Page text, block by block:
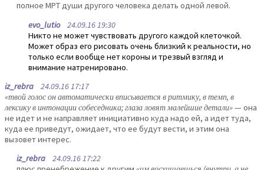
полное МРТ души другого человека делать одной левой.
evo_lutio24.09.16 19:30
Никто не может чувствовать другого каждой клеточкой.
Может образ его рисовать очень близкий к реальности, но
только если вообще нет короны и трезвый взгляд и
внимание натренировано.
iz_rebra 24.09.16 17:17
«твой голос он автоматически вписывается в ритмику, в темп, в
лексику в интонации собеседника; глаза ловят малейшие детали»— она
не идет и не направляет инициативно куда надо ей, а идет туда,
куда ее приведут, ожидает, что ее будут вести, и этим она
вызовет интерес.
iz_rebra 24.09.16 17:22